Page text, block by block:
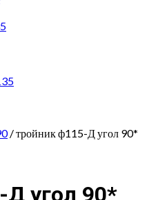
/ тройник ф115-Д угол 90*
Д угол 90*